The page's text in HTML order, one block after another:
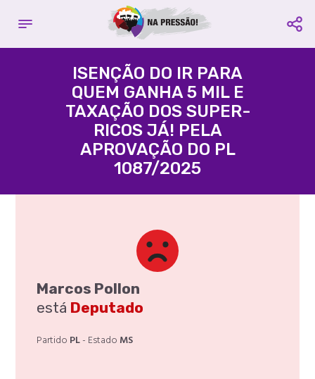
Compartilhe:
Complete seu cadastro
campanhas
Nome é Obrigatório
Email é Obrigatório
CADASTRAR
Contribuir com o projeto:
Única dos Trabalhadores
60.563.731/0001-77
ISENÇÃO DO IR PARA
QUEM GANHA 5 MIL E
TAXAÇÃO DOS SUPER-
RICOS JÁ! PELA
APROVAÇÃO DO PL
1087/2025
Marcos Pollon
está Deputado
Partido PL- Estado MS
Acácio Favacho
PartidoPROS - EstadoAP